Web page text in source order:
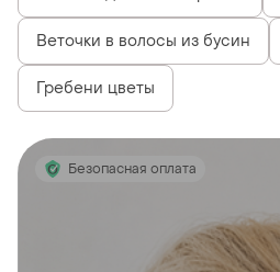
Веточки в волосы из бусин
Гребени цветы
Безопасная оплата